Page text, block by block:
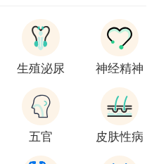
生殖泌尿 神经精神
五官 皮肤性病